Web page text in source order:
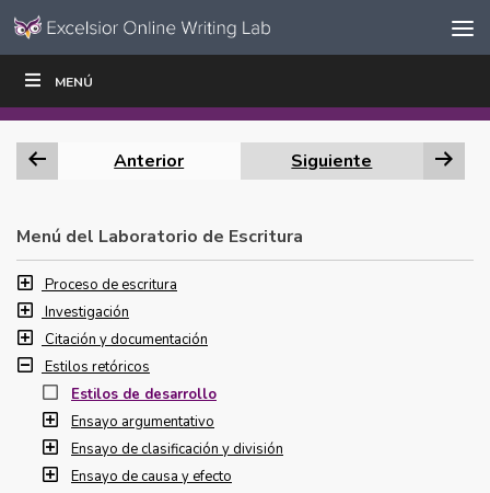
Ir al contenido
navegación
MENÚ
ESCRIBIR
Anterior Siguiente
Menú del Laboratorio de Escritura
Proceso de escritura
Investigación
Citación y documentación
Estilos retóricos
Estilos de desarrollo
Ensayo argumentativo
Ensayo de clasificación y división
Ensayo de causa y efecto